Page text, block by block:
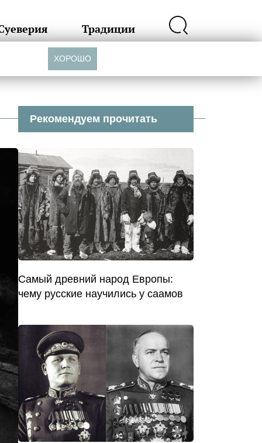
Традиции
Рекомендуем прочитать
Самый древний народ Европы:
чему русские научились у саамов
ХОРОШО